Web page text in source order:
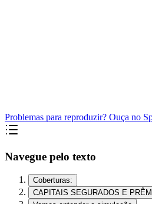
Problemas para reproduzir? Ouça no
Navegue pelo texto
Coberturas:
CAPITAIS SEGURADOS E